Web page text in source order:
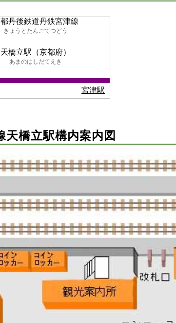
丹後鉄道丹鉄宮津線
きょうとたんごてつどう
天橋立駅（京都府）
あまのはしだてえき
宮津駅
天橋立駅構内案内図